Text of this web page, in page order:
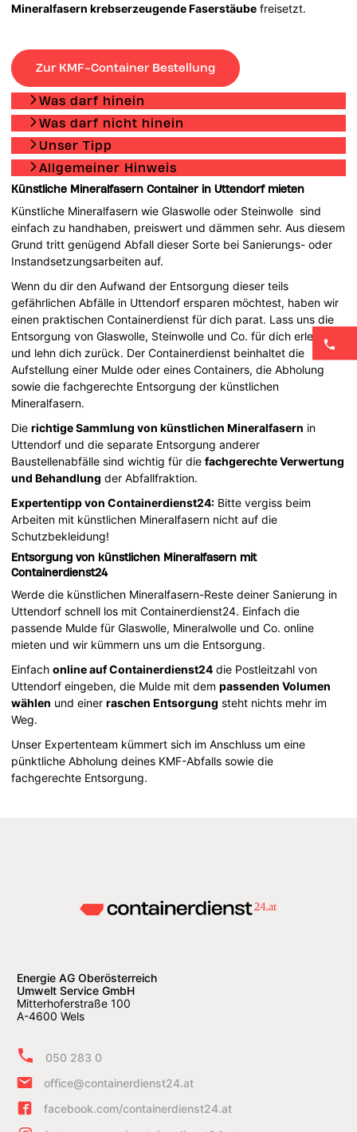
Mineralfasern krebserzeugende Faserstäube freisetzt.
Zur KMF-Container Bestellung
Was darf hinein
Was darf nicht hinein
Unser Tipp
Allgemeiner Hinweis
Künstliche Mineralfasern Container in Uttendorf mieten
Künstliche Mineralfasern wie Glaswolle oder Steinwolle sind
einfach zu handhaben, preiswert und dämmen sehr. Aus diesem
Grund tritt genügend Abfall dieser Sorte bei Sanierungs- oder
Instandsetzungsarbeiten auf.
Wenn du dir den Aufwand der Entsorgung dieser teils
gefährlichen Abfälle in Uttendorf ersparen möchtest, haben wir
einen praktischen Containerdienst für dich parat. Lass uns die
Entsorgung von Glaswolle, Steinwolle und Co. für dich erledigen
und lehn dich zurück. Der Containerdienst beinhaltet die
Aufstellung einer Mulde oder eines Containers, die Abholung
sowie die fachgerechte Entsorgung der künstlichen
Mineralfasern.
Dierichtige Sammlung von künstlichen Mineralfasern in
Uttendorf und die separate Entsorgung anderer
Baustellenabfälle sind wichtig für diefachgerechte Verwertung
und Behandlung der Abfallfraktion.
Expertentipp von Containerdienst24: Bitte vergiss beim
Arbeiten mit künstlichen Mineralfasern nicht auf die
Schutzbekleidung!
Entsorgung von künstlichen Mineralfasern mit
Containerdienst24
Werde die künstlichen Mineralfasern-Reste deiner Sanierung in
Uttendorf schnell los mit Containerdienst24. Einfach die
passende Mulde für Glaswolle, Mineralwolle und Co. online
mieten und wir kümmern uns um die Entsorgung.
Einfachonline auf Containerdienst24 die Postleitzahl von
Uttendorf eingeben, die Mulde mit dempassenden Volumen
wählen und einerraschen Entsorgung steht nichts mehr im
Weg.
Unser Expertenteam kümmert sich im Anschluss um eine
pünktliche Abholung deines KMF-Abfalls sowie die
fachgerechte Entsorgung.
Energie AG Oberösterreich
Umwelt Service GmbH
Mitterhoferstraße 100
A-4600 Wels
050 283 0
office@containerdienst24.at
facebook.com/containerdienst24.at